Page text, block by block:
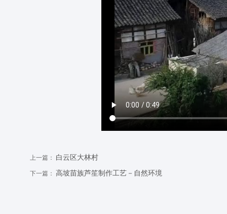
上一篇： 白云区大林村
下一篇： 高坡苗族芦笙制作工艺－自然环境